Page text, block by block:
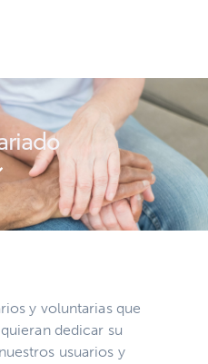
y voluntarias que
dedicar su
usuarios y